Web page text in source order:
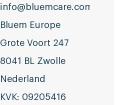
info@bluemcare.com
Bluem Europe
Grote Voort 247
8041 BL Zwolle
Nederland
KVK: 09205416